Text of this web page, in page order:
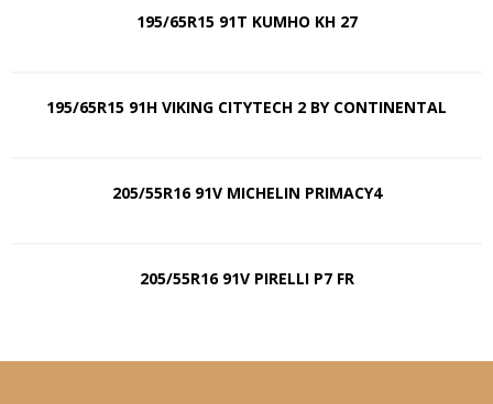
195/65R15 91T KUMHO KH 27
195/65R15 91H VIKING CITYTECH 2 BY CONTINENTAL
205/55R16 91V MICHELIN PRIMACY4
205/55R16 91V PIRELLI P7 FR